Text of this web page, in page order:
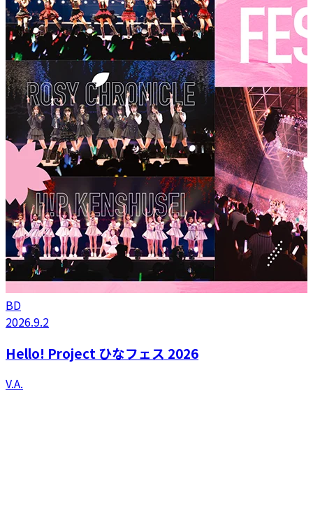
BD
2026.9.2
Hello! Project ひなフェス 2026
V.A.